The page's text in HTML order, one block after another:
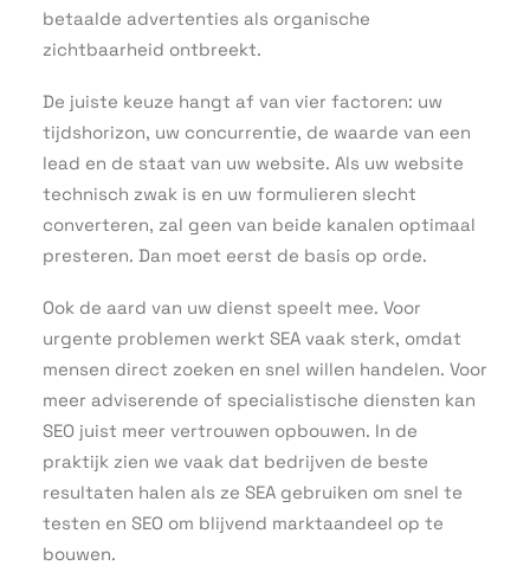
betaalde advertenties als organische
zichtbaarheid ontbreekt.
De juiste keuze hangt af van vier factoren: uw
tijdshorizon, uw concurrentie, de waarde van een
lead en de staat van uw website. Als uw website
technisch zwak is en uw formulieren slecht
converteren, zal geen van beide kanalen optimaal
presteren. Dan moet eerst de basis op orde.
Ook de aard van uw dienst speelt mee. Voor
urgente problemen werkt SEA vaak sterk, omdat
mensen direct zoeken en snel willen handelen. Voor
meer adviserende of specialistische diensten kan
SEO juist meer vertrouwen opbouwen. In de
praktijk zien we vaak dat bedrijven de beste
resultaten halen als ze SEA gebruiken om snel te
testen en SEO om blijvend marktaandeel op te
bouwen.